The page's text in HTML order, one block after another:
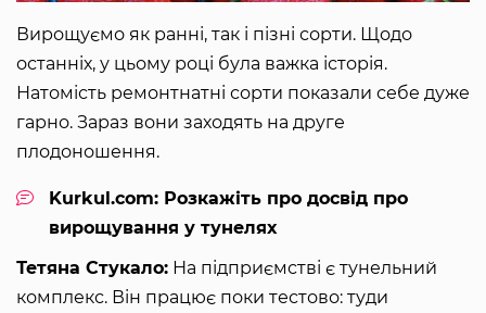
Вирощуємо як ранні, так і пізні сорти. Щодо
останніх, у цьому році була важка історія.
Натомість ремонтнатні сорти показали себе дуже
гарно. Зараз вони заходять на друге
плодоношення.
Kurkul.com: Розкажіть про досвід про
вирощування у тунелях
Тетяна Стукало: На підприємстві є тунельний
комплекс. Він працює поки тестово: туди